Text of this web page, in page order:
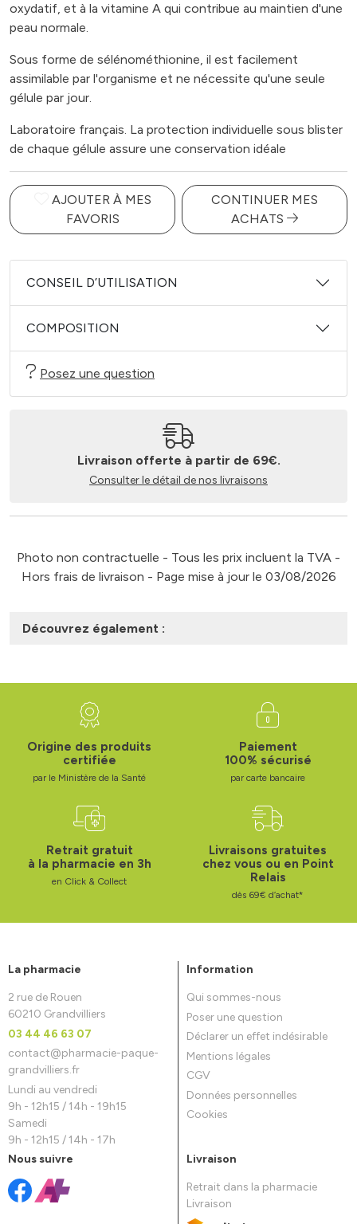
oxydatif, et à la vitamine A qui contribue au maintien d'une
peau normale.
Sous forme de sélénométhionine, il est facilement
assimilable par l'organisme et ne nécessite qu'une seule
gélule par jour.
Laboratoire français. La protection individuelle sous blister
de chaque gélule assure une conservation idéale
AJOUTER À MES
FAVORIS
CONTINUER MES
ACHATS
CONSEIL D’UTILISATION
COMPOSITION
Posez une question
Livraison offerte à partir de 69€.
Consulter le détail de nos livraisons
Photo non contractuelle - Tous les prix incluent la TVA -
Hors frais de livraison - Page mise à jour le 03/08/2026
Découvrez également :
Origine des produits
certifiée
par le Ministère de la Santé
Paiement
100% sécurisé
par carte bancaire
Retrait gratuit
à la pharmacie en 3h
en Click & Collect
Livraisons gratuites
chez vous ou en Point
Relais
dès 69€ d’achat*
La pharmacie
2 rue de Rouen
60210 Grandvilliers
03 44 46 63 07
contact@pharmacie-paque-
grandvilliers.fr
Lundi au vendredi
9h - 12h15 / 14h - 19h15
Samedi
9h - 12h15 / 14h - 17h
Information
Qui sommes-nous
Poser une question
Déclarer un effet indésirable
Mentions légales
CGV
Données personnelles
Cookies
Nous suivre Livraison
Retrait dans la pharmacie
Livraison